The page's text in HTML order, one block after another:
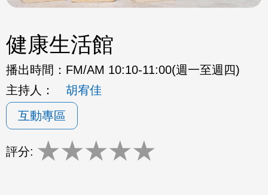
健康生活館
播出時間： FM/AM 10:10-11:00(週一至週四)
主持人：
胡宥佳
互動專區
評分: ★★★★★